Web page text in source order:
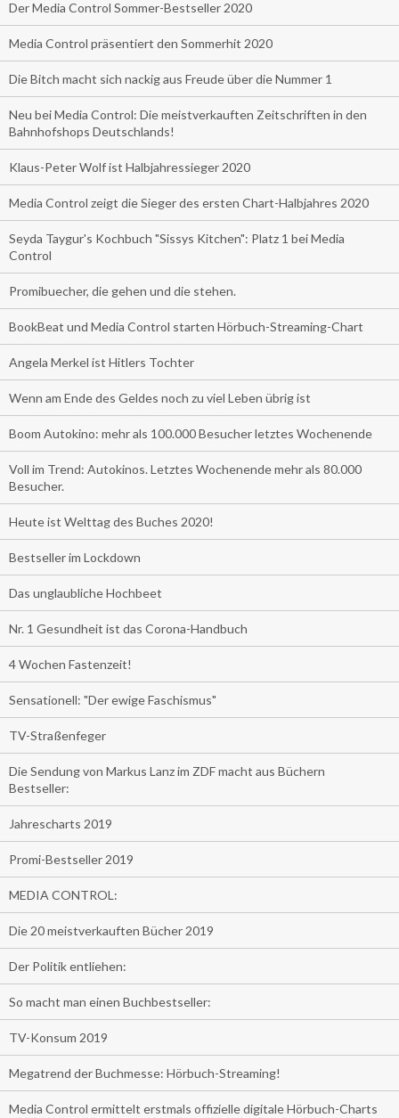
Der Media Control Sommer-Bestseller 2020
Media Control präsentiert den Sommerhit 2020
Die Bitch macht sich nackig aus Freude über die Nummer 1
Neu bei Media Control: Die meistverkauften Zeitschriften in den
Bahnhofshops Deutschlands!
Klaus-Peter Wolf ist Halbjahressieger 2020
Media Control zeigt die Sieger des ersten Chart-Halbjahres 2020
Seyda Taygur's Kochbuch "Sissys Kitchen": Platz 1 bei Media
Control
Promibuecher, die gehen und die stehen.
BookBeat und Media Control starten Hörbuch-Streaming-Chart
Angela Merkel ist Hitlers Tochter
Wenn am Ende des Geldes noch zu viel Leben übrig ist
Boom Autokino: mehr als 100.000 Besucher letztes Wochenende
Voll im Trend: Autokinos. Letztes Wochenende mehr als 80.000
Besucher.
Heute ist Welttag des Buches 2020!
Bestseller im Lockdown
Das unglaubliche Hochbeet
Nr. 1 Gesundheit ist das Corona-Handbuch
4 Wochen Fastenzeit!
Sensationell: "Der ewige Faschismus"
TV-Straßenfeger
Die Sendung von Markus Lanz im ZDF macht aus Büchern
Bestseller:
Jahrescharts 2019
Promi-Bestseller 2019
MEDIA CONTROL:
Die 20 meistverkauften Bücher 2019
Der Politik entliehen:
So macht man einen Buchbestseller:
TV-Konsum 2019
Megatrend der Buchmesse: Hörbuch-Streaming!
Media Control ermittelt erstmals offizielle digitale Hörbuch-Charts